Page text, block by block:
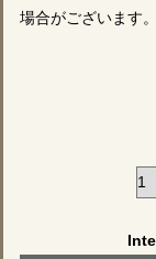
場合がございます。